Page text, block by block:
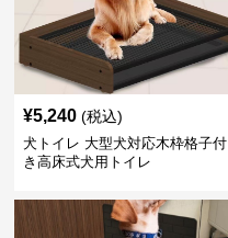
¥5,240 (税込)
犬トイレ 大型犬対応木枠格子付
き高床式犬用トイレ